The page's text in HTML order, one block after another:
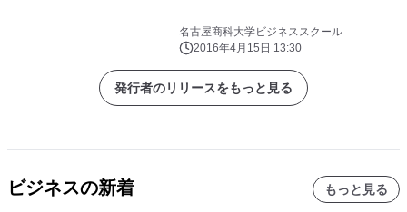
名古屋商科大学ビジネススクール
2016年4月15日 13:30
発行者のリリースをもっと見る
ビジネスの新着 もっと見る